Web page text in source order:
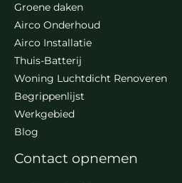
Groene daken
Airco Onderhoud
Airco Installatie
Thuis-Batterij
Woning Luchtdicht Renoveren
Begrippenlijst
Werkgebied
Blog
Contact opnemen